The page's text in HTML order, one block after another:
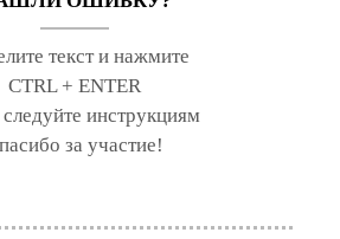
текст и нажмите
CTRL + ENTER
следуйте инструкциям
за участие!